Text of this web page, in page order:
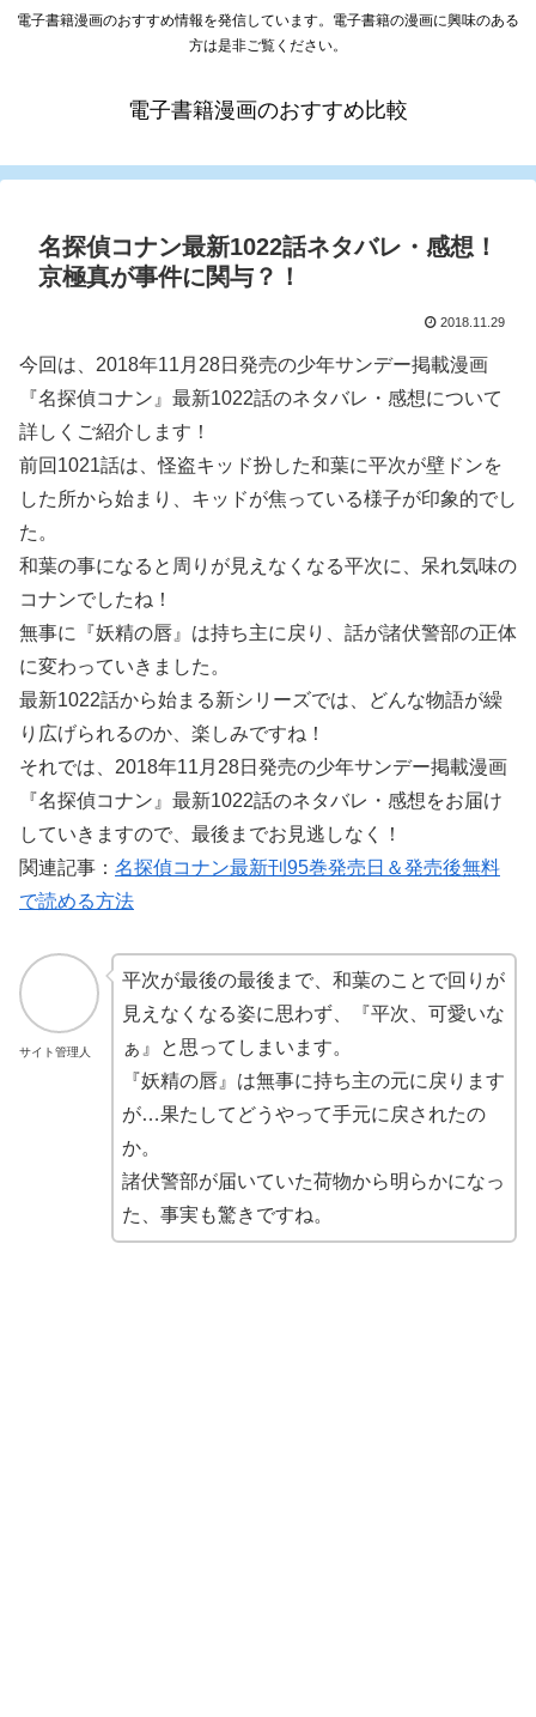
電子書籍漫画のおすすめ情報を発信しています。電子書籍の漫画に興味のある
方は是非ご覧ください。
電子書籍漫画のおすすめ比較
名探偵コナン最新1022話ネタバレ・感想！
京極真が事件に関与？！
2018.11.29
今回は、2018年11月28日発売の少年サンデー掲載漫画
『名探偵コナン』最新1022話のネタバレ・感想について
詳しくご紹介します！
前回1021話は、怪盗キッド扮した和葉に平次が壁ドンを
した所から始まり、キッドが焦っている様子が印象的でし
た。
和葉の事になると周りが見えなくなる平次に、呆れ気味の
コナンでしたね！
無事に『妖精の唇』は持ち主に戻り、話が諸伏警部の正体
に変わっていきました。
最新1022話から始まる新シリーズでは、どんな物語が繰
り広げられるのか、楽しみですね！
それでは、2018年11月28日発売の少年サンデー掲載漫画
『名探偵コナン』最新1022話のネタバレ・感想をお届け
していきますので、最後までお見逃しなく！
関連記事： 名探偵コナン最新刊95巻発売日＆発売後無料
で読める方法
サイト管理人
平次が最後の最後まで、和葉のことで回りが
見えなくなる姿に思わず、『平次、可愛いな
ぁ』と思ってしまいます。
『妖精の唇』は無事に持ち主の元に戻ります
が…果たしてどうやって手元に戻されたの
か。
諸伏警部が届いていた荷物から明らかになっ
た、事実も驚きですね。